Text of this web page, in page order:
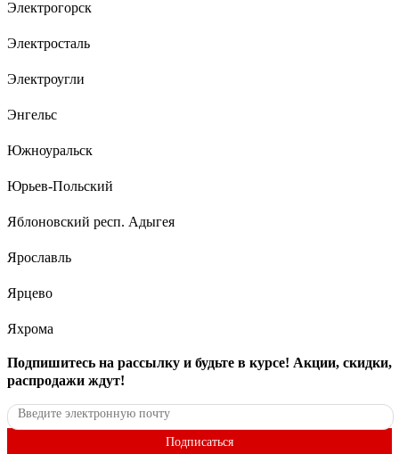
Электрогорск
Электросталь
Электроугли
Энгельс
Южноуральск
Юрьев-Польский
Яблоновский респ. Адыгея
Ярославль
Ярцево
Яхрома
Подпишитесь на рассылку и будьте в курсе! Акции, скидки,
распродажи ждут!
Подписаться